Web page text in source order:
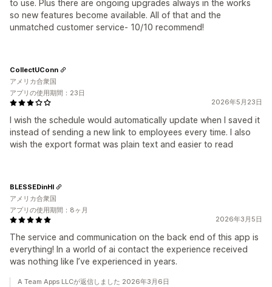
to use. Plus there are ongoing upgrades always in the works
so new features become available. All of that and the
unmatched customer service- 10/10 recommend!
2026年5月23日
I wish the schedule would automatically update when I saved it
instead of sending a new link to employees every time. I also
wish the export format was plain text and easier to read
CollectUConn
アメリカ合衆国
アプリの使用期間：23日
2026年3月5日
The service and communication on the back end of this app is
everything! In a world of ai contact the experience received
was nothing like I’ve experienced in years.
BLESSEDinHI
アメリカ合衆国
アプリの使用期間：8ヶ月
A Team Apps LLCが返信しました 2026年3月6日